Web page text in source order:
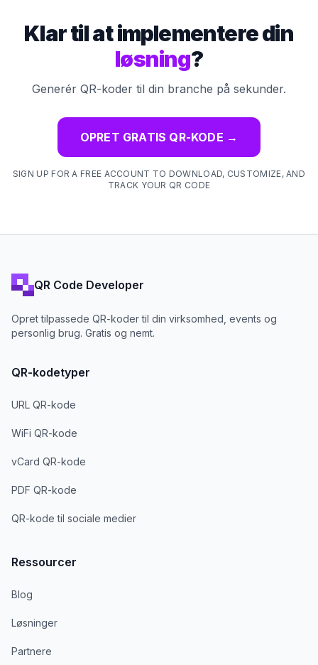
Klar til at implementere din
løsning?
Generér QR-koder til din branche på sekunder.
OPRET GRATIS QR-KODE →
SIGN UP FOR A FREE ACCOUNT TO DOWNLOAD, CUSTOMIZE, AND
TRACK YOUR QR CODE
QR Code Developer
Opret tilpassede QR-koder til din virksomhed, events og
personlig brug. Gratis og nemt.
QR-kodetyper
URL QR-kode
WiFi QR-kode
vCard QR-kode
PDF QR-kode
QR-kode til sociale medier
Ressourcer
Blog
Løsninger
Partnere